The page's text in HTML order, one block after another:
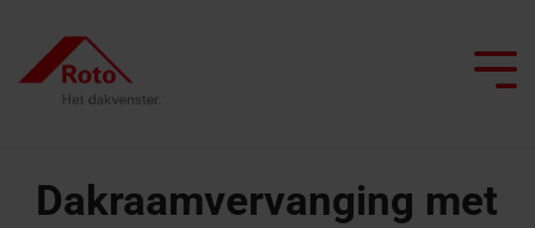
main
content.
Dakraamvervanging met